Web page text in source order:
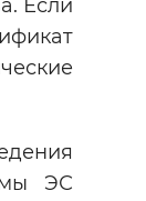
Если
ЭС